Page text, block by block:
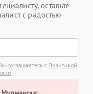
оставьте
с радостью
соглашаетесь с Политикой